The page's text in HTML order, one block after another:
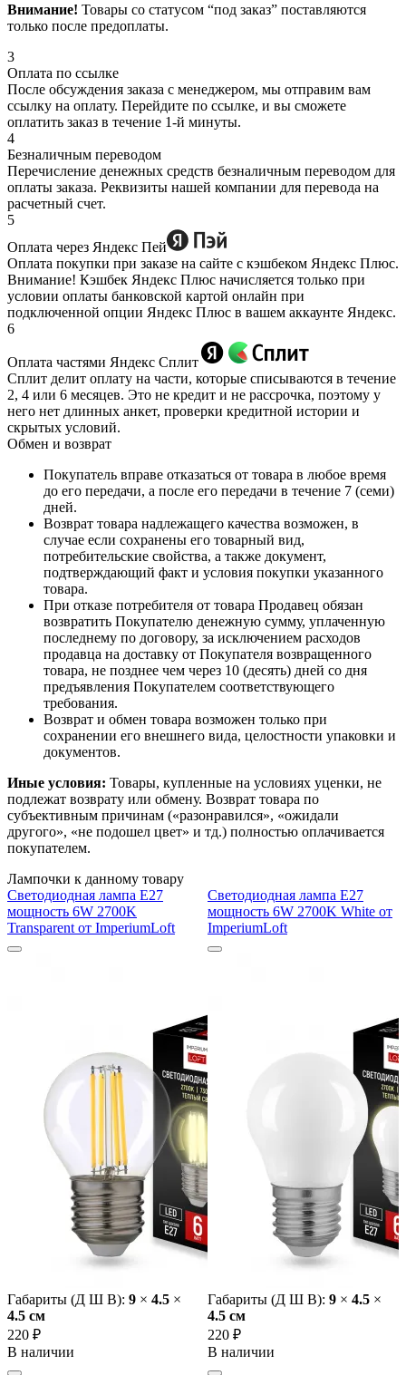
Внимание! Товары со статусом “под заказ” поставляются
только после предоплаты.
3
Оплата по ссылке
После обсуждения заказа с менеджером, мы отправим вам
ссылку на оплату. Перейдите по ссылке, и вы сможете
оплатить заказ в течение 1-й минуты.
4
Безналичным переводом
Перечисление денежных средств безналичным переводом для
оплаты заказа. Реквизиты нашей компании для перевода на
расчетный счет.
5
Оплата через Яндекс Пей
Оплата покупки при заказе на сайте с кэшбеком Яндекс Плюс.
Внимание! Кэшбек Яндекс Плюс начисляется только при
условии оплаты банковской картой онлайн при
подключенной опции Яндекс Плюс в вашем аккаунте Яндекс.
6
Оплата частями Яндекс Сплит
Сплит делит оплату на части, которые списываются в течение
2, 4 или 6 месяцев. Это не кредит и не рассрочка, поэтому у
него нет длинных анкет, проверки кредитной истории и
скрытых условий.
Обмен и возврат
Покупатель вправе отказаться от товара в любое время
до его передачи, а после его передачи в течение 7 (семи)
дней.
Возврат товара надлежащего качества возможен, в
случае если сохранены его товарный вид,
потребительские свойства, а также документ,
подтверждающий факт и условия покупки указанного
товара.
При отказе потребителя от товара Продавец обязан
возвратить Покупателю денежную сумму, уплаченную
последнему по договору, за исключением расходов
продавца на доставку от Покупателя возвращенного
товара, не позднее чем через 10 (десять) дней со дня
предъявления Покупателем соответствующего
требования.
Возврат и обмен товара возможен только при
сохранении его внешнего вида, целостности упаковки и
документов.
Иные условия: Товары, купленные на условиях уценки, не
подлежат возврату или обмену. Возврат товара по
субъективным причинам («разонравился», «ожидали
другого», «не подошел цвет» и тд.) полностью оплачивается
покупателем.
Лампочки к данному товару
Светодиодная лампа E27
мощность 6W 2700K
Transparent от ImperiumLoft
Габариты (Д Ш В): 9 × 4.5 ×
4.5 cм
220 ₽
В наличии
Светодиодная лампа E27
мощность 6W 2700K White от
ImperiumLoft
Габариты (Д Ш В): 9 × 4.5 ×
4.5 cм
220 ₽
В наличии